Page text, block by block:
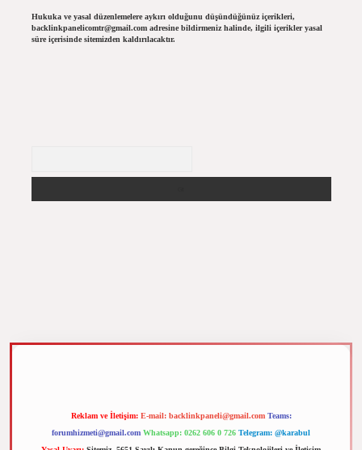
Hukuka ve yasal düzenlemelere aykırı olduğunu düşündüğünüz içerikleri,
backlinkpanelicomtr@gmail.comadresine bildirmeniz halinde, ilgili içerikler yasal
süre içerisinde sitemizden kaldırılacaktır.
Reklam ve İletişim: E-mail: backlinkpaneli@gmail.com Teams:
forumhizmeti@gmail.com Whatsapp: 0262 606 0 726 Telegram: @karabul